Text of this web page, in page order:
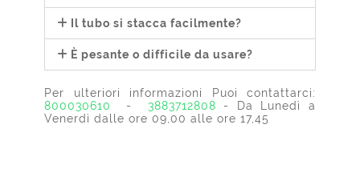
Il tubo si stacca facilmente?
È pesante o difficile da usare?
Per ulteriori informazioni Puoi contattarci:
800030610
- 3883712808 - Da Lunedì a
Venerdì dalle ore 09,00 alle ore 17,45